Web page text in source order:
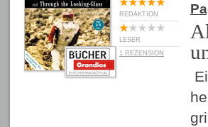
REDAKTION
LESER
1 REZENSION